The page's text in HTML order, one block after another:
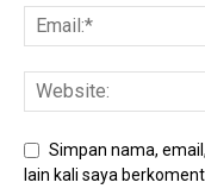
Simpan nama,
lain kali saya